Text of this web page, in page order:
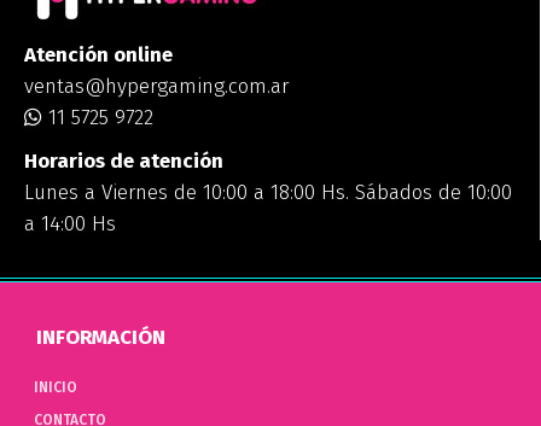
Atención online
ventas@hypergaming.com.ar
11 5725 9722
Horarios de atención
Lunes a Viernes de 10:00 a 18:00 Hs. Sábados de 10:00
a 14:00 Hs
INFORMACIÓN
INICIO
CONTACTO